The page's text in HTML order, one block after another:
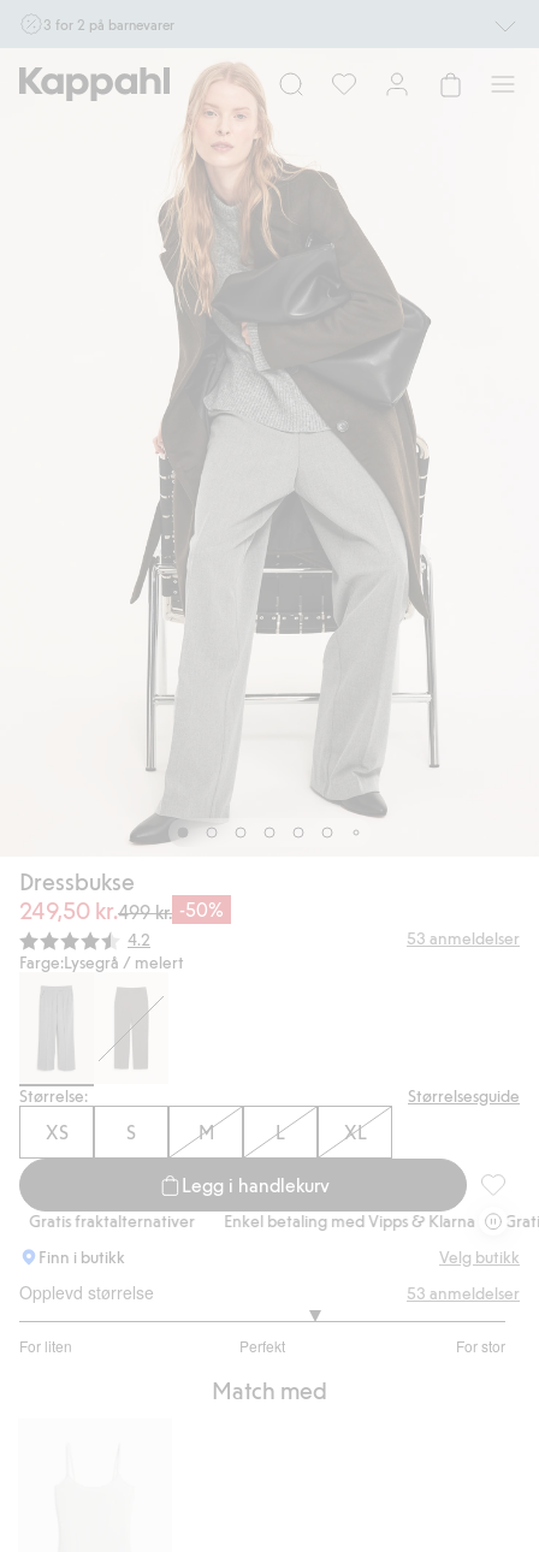
3 for 2 på barnevarer
17/8 i butikk & online for deg som er eller blir medlem. Kan ikke kombineres med
andre tilbud eller rabatter.
Handle nå
Dressbukse
249,50 kr.499 kr. -50%
Gjennomsnittskarakter:
4.2 53 anmeldelser
Farge:Lysegrå / melert
Størrelse: Størrelsesguide
XS S M L XL
Legg i handlekurv
Gratis fraktalternativer Enkel betaling med Vipps & Klarna
Gratis
Finn i butikk
Velg butikk
Opplevd størrelse
For liten Perfekt For stor
av
53 anmeldelser
Match med